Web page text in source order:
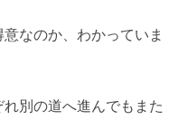
なのか、わかっていま
別の道へ進んでもまた